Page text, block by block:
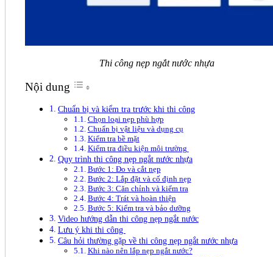
Thi công nẹp ngắt nước nhựa
Nội dung
Chuẩn bị và kiểm tra trước khi thi công
Chọn loại nẹp phù hợp
Chuẩn bị vật liệu và dụng cụ
Kiểm tra bề mặt
Kiểm tra điều kiện môi trường
Quy trình thi công nẹp ngắt nước nhựa
Bước 1: Đo và cắt nẹp
Bước 2: Lắp đặt và cố định nẹp
Bước 3: Căn chỉnh và kiểm tra
Bước 4: Trát và hoàn thiện
Bước 5: Kiểm tra và bảo dưỡng
Video hướng dẫn thi công nẹp ngắt nước
Lưu ý khi thi công
Câu hỏi thường gặp về thi công nẹp ngắt nước nhựa
Khi nào nên lắp nẹp ngắt nước?